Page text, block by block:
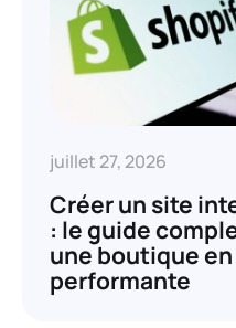
juillet 27, 2026
Créer un site
: le guide
une boutique
performante